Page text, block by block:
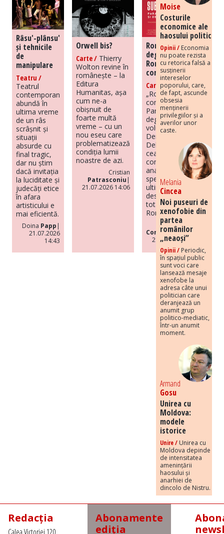
Râsu'-plânsu'
și tehnicile
de
manipulare
Teatru /
Teatrul
contemporan
abundă în
ultima vreme
de un râs
scrâșnit și
situații
absurde cu
final tragic,
dar nu știm
dacă invitația
la luciditate și
judecăți etice
în afara
artisticului e
mai eficientă.
Doina Papp |
21.07.2026
14:43
Orwell bis?
Carte / Thierry
Wolton revine în
românește – la
Editura
Humanitas, așa
cum ne-a
obișnuit de
foarte multă
vreme – cu un
nou eseu care
problematizează
condiția lumii
noastre de azi.
Cristian
Patrasconiu |
21.07.2026 14:06
România
degenerată –
România în
comunism
Carte /
„România sub
comunism.
Paradox și
degenerare”,
volumul lui
Dennis
Deletant, este
cea mai
completă
analiză de
specialitate din
ultimii ani
despre regimul
totalitar din
România.
Codrut
Constantinescu
21.07.2026 14:37
Moise
Costurile
economice ale
haosului politic
Opinii / Economia
nu poate rezista
cu retorica falsă a
susținerii
intereselor
poporului, care,
de fapt, ascunde
obsesia
menținerii
privilegiilor și a
averilor unor
caste.
Melania
Cincea
Noi puseuri de
xenofobie din
partea
românilor
„neaoși”
Opinii / Periodic,
în spațiul public
sunt voci care
lansează mesaje
xenofobe la
adresa câte unui
politician care
deranjează un
anumit grup
politico-mediatic,
într-un anumit
moment.
Armand
Gosu
Unirea cu
Moldova:
modele
istorice
Unire / Unirea cu
Moldova depinde
de intensitatea
amenințării
haosului și
anarhiei de
dincolo de Nistru.
Redacția
Abonamente
ediția